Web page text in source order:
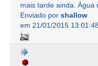
mais tarde ainda. Água
Enviado por shallow
em 21/01/2015